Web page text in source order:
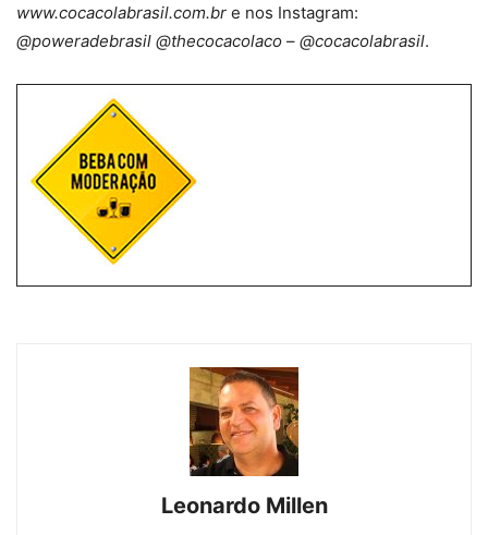
www.cocacolabrasil.com.br e nos Instagram:
@poweradebrasil @thecocacolaco – @cocacolabrasil.
Leonardo Millen